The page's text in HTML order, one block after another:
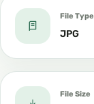
File Type
JPG
File Size